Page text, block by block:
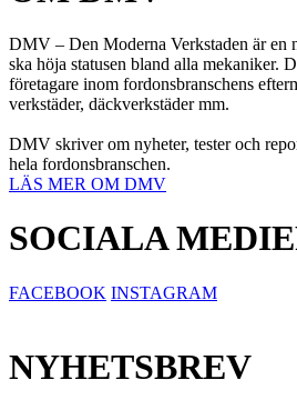
DMV – Den Moderna Verkstaden är en
ska höja statusen bland alla mekaniker.
företagare inom fordonsbranschens
verkstäder, däckverkstäder mm.
DMV skriver om nyheter, tester och
hela fordonsbranschen.
LÄS MER OM DMV
SOCIALA
FACEBOOK INSTAGRAM
NYHETSBREV